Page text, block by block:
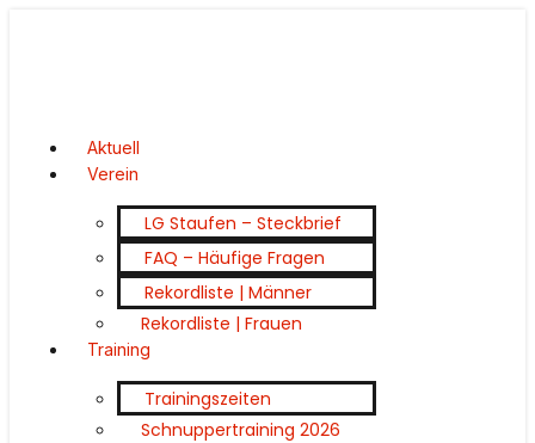
Aktuell
Verein
LG Staufen – Steckbrief
FAQ – Häufige Fragen
Rekordliste | Männer
Rekordliste | Frauen
Training
Trainingszeiten
Schnuppertraining 2026